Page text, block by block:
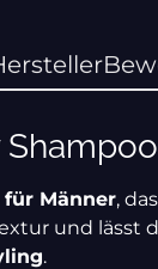
Männer, das
und lässt
.